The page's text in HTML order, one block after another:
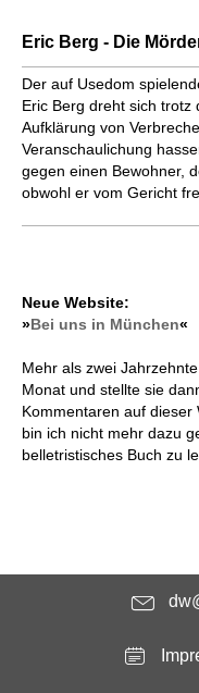
Eric Berg - Die
Der auf Usedom
Eric Berg dreht sich
Aufklärung von
Veranschaulichung
gegen einen Bewohner,
obwohl er vom Gericht
Neue Website:
»Bei uns in München«
Mehr als zwei
Monat und stellte sie
Kommentaren auf dieser
bin ich nicht mehr dazu
belletristisches Buch zu